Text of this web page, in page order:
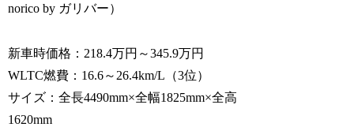
norico by ガリバー）
新車時価格：218.4万円～345.9万円
WLTC燃費：16.6～26.4km/L（3位）
サイズ：全長4490mm×全幅1825mm×全高
1620mm